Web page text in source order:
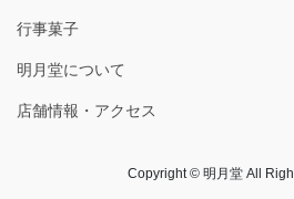
行事菓子
明月堂について
店舗情報・アクセス
Copyright © 明月堂 All